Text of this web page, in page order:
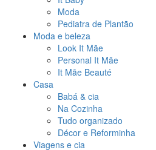
Moda
Pediatra de Plantão
Moda e beleza
Look It Mãe
Personal It Mãe
It Mãe Beauté
Casa
Babá & cia
Na Cozinha
Tudo organizado
Décor e Reforminha
Viagens e cia